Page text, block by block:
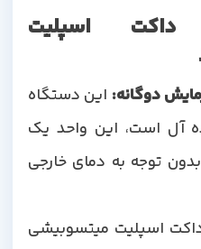
اسپلیت
دوگانه: این دستگاه
آل است، این واحد یک
توجه به دمای خارجی
اسپلیت میتسوبیشی